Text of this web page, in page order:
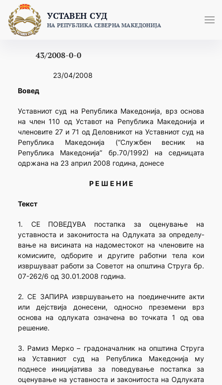
content
УСТАВЕН СУД
НА РЕПУБЛИКА СЕВЕРНА МАКЕДОНИЈА
43/2008-0-0
23/04/2008
Вовед
Уставниот суд на Република Македонија, врз основа
на член 110 од Уставот на Република Македонија и
членовите 27 и 71 од Деловникот на Уставниот суд на
Република Македонија (“Службен весник на
Република Македонија” бр.70/1992) на седницата
одржана на 23 април 2008 година, донесе
Р Е Ш Е Н И Е
Текст
1. СЕ ПОВЕДУВА постапка за оценување на
уставноста и законитоста на Одлуката за определу­
вање на висината на надоместокот на членовите на
комисиите, одборите и другите работни тела кои
извршуваат работи за Советот на општина Струга бр.
07-262/6 од 30.01.2008 година.
2. СЕ ЗАПИРА извршувањето на поединечните акти
или дејствија донесени, односно преземени врз
основа на одлуката означена во точката 1 од ова
решение.
3. Рамиз Мерко – градоначалник на општина Струга
на Уставниот суд на Република Македонија му
поднесе иницијатива за поведување постапка за
оценување на уставноста и законитоста на Одлуката